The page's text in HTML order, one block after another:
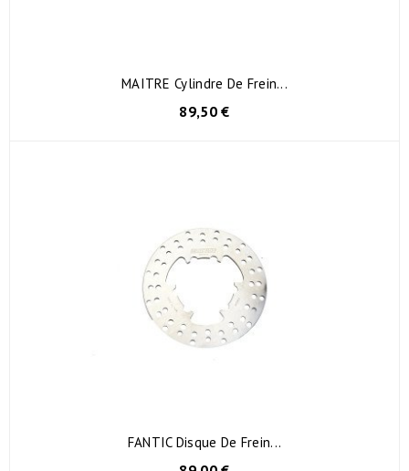
MAITRE Cylindre De Frein...
89,50 €
FANTIC Disque De Frein...